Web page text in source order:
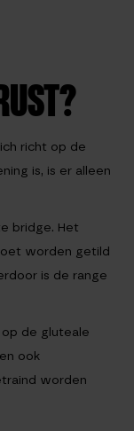
richt op de
is, is er alleen
bridge. Het
worden getild
is de range
de gluteale
ook
worden